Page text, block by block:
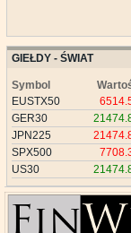
GIEŁDY - ŚWIAT
Symbol
EUSTX50
GER30
JPN225
SPX500
US30